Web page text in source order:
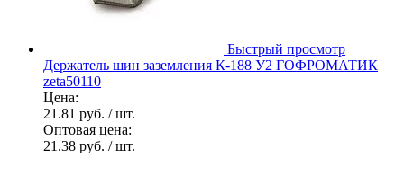
Быстрый просмотр
Держатель шин заземления К-188 У2 ГОФРОМАТИК
zeta50110
Цена:
21.81 руб. / шт.
Оптовая цена:
21.38 руб. / шт.